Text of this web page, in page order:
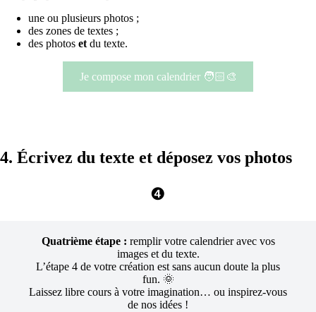
une ou plusieurs photos ;
des zones de textes ;
des photos et du texte.
Je compose mon calendrier 🧑🏻‍🎨
4. Écrivez du texte et déposez vos photos
❹
Quatrième étape : remplir votre calendrier avec vos
images et du texte.
L’étape 4 de votre création est sans aucun doute la plus
fun. 🌞
Laissez libre cours à votre imagination… ou inspirez-vous
de nos idées !